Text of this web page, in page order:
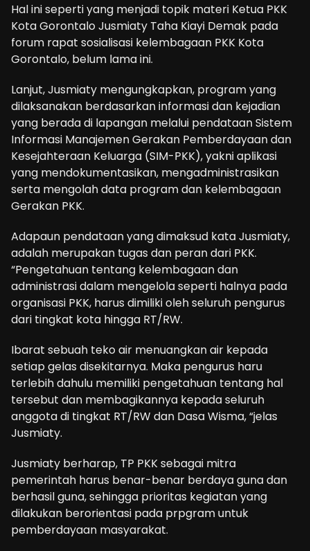
Hal ini seperti yang menjadi topik materi Ketua PKK
Kota Gorontalo Jusmiaty Taha Kiayi Demak pada
forum rapat sosialisasi kelembagaan PKK Kota
Gorontalo, belum lama ini.
Lanjut, Jusmiaty mengungkapkan, program yang
dilaksanakan berdasarkan informasi dan kejadian
yang berada di lapangan melalui pendataan Sistem
Informasi Manajemen Gerakan Pemberdayaan dan
Kesejahteraan Keluarga (SIM-PKK), yakni aplikasi
yang mendokumentasikan, mengadministrasikan
serta mengolah data program dan kelembagaan
Gerakan PKK.
Adapaun pendataan yang dimaksud kata Jusmiaty,
adalah merupakan tugas dan peran dari PKK.
“Pengetahuan tentang kelembagaan dan
administrasi dalam mengelola seperti halnya pada
organisasi PKK, harus dimiliki oleh seluruh pengurus
dari tingkat kota hingga RT/RW.
Ibarat sebuah teko air menuangkan air kepada
setiap gelas disekitarnya. Maka pengurus haru
terlebih dahulu memiliki pengetahuan tentang hal
tersebut dan membagikannya kepada seluruh
anggota di tingkat RT/RW dan Dasa Wisma, “jelas
Jusmiaty.
Jusmiaty berharap, TP PKK sebagai mitra
pemerintah harus benar-benar berdaya guna dan
berhasil guna, sehingga prioritas kegiatan yang
dilakukan berorientasi pada prpgram untuk
pemberdayaan masyarakat.